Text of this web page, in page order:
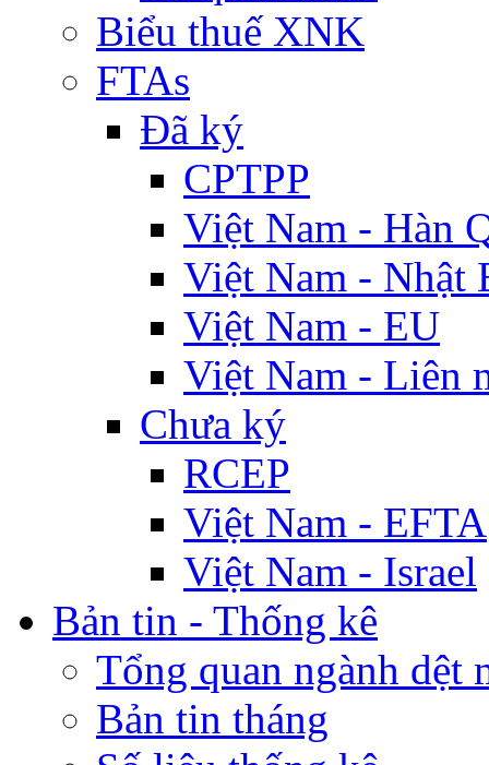
Biểu thuế XNK
FTAs
Đã ký
CPTPP
Việt Nam - Hàn
Việt Nam - Nhật
Việt Nam - EU
Việt Nam - Liên
Chưa ký
RCEP
Việt Nam - EFTA
Việt Nam - Israel
Bản tin - Thống kê
Tổng quan ngành dệt
Bản tin tháng